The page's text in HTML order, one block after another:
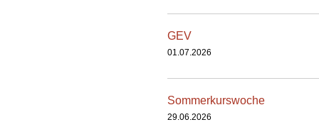
GEV
01.07.2026
Sommerkurswoche
29.06.2026